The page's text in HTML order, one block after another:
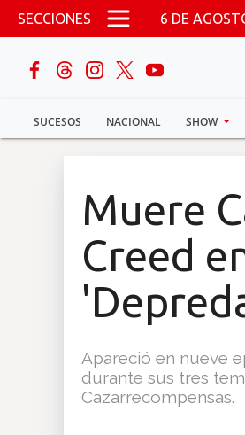
Pasar al contenido principal
SECCIONES 6 DE
SUCESOS NACIONAL SHOW
buscar
Sucesos
Muere
Creed
Apareció en nueve
durante sus tres
Cazarrecompensas.